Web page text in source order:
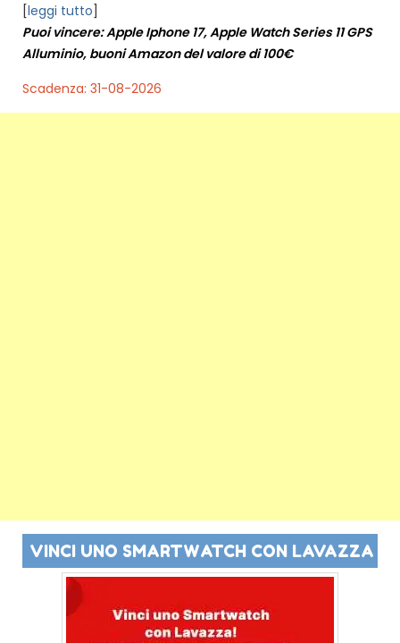
[leggi tutto]
Puoi vincere: Apple Iphone 17, Apple Watch Series 11 GPS
Alluminio, buoni Amazon del valore di 100€
Scadenza: 31-08-2026
VINCI UNO SMARTWATCH CON LAVAZZA